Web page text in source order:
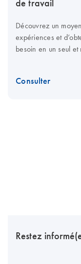
de travail
Découvrez un
expériences et
besoin en un seul et
Consulter
Restez